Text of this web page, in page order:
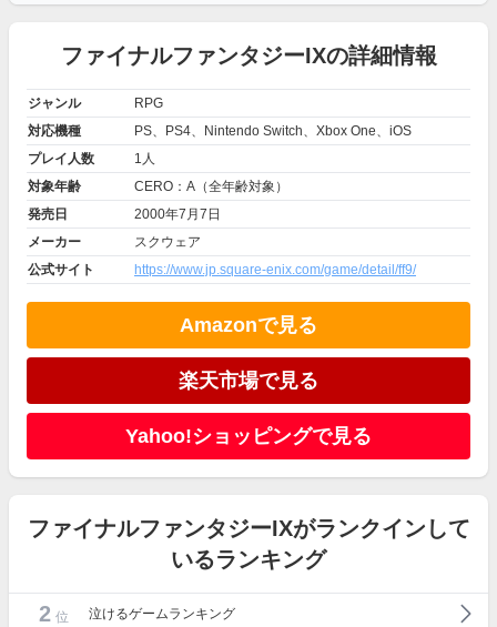
ファイナルファンタジーIXの詳細情報
ジャンル
RPG
対応機種
PS、PS4、Nintendo Switch、Xbox One、iOS
プレイ人数
1人
対象年齢
CERO：A（全年齢対象）
発売日
2000年7月7日
メーカー
スクウェア
公式サイト
https://www.jp.square-enix.com/game/detail/ff9/
Amazonで見る
楽天市場で見る
Yahoo!ショッピングで見る
ファイナルファンタジーIXがランクインして
いるランキング
2 位 泣けるゲームランキング